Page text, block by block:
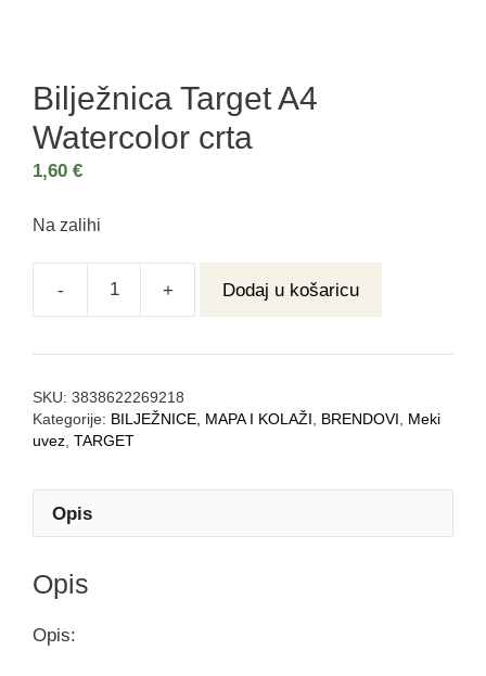
Bilježnica Target A4
Watercolor crta
1,60 €
Na zalihi
- + Dodaj u košaricu
SKU: 3838622269218
Kategorije: BILJEŽNICE, MAPA I KOLAŽI , BRENDOVI , Meki
uvez, TARGET
Opis
Opis
Opis: